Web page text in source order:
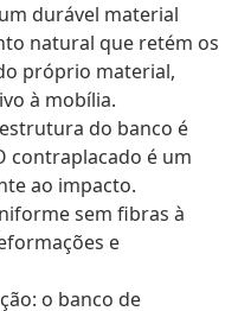
durável material
natural que retém os
próprio material,
à mobília.
do banco é
contraplacado é um
ao impacto.
sem fibras à
e
o banco de